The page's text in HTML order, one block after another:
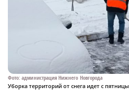
Фото: администрация Нижнего Новгорода
Уборка территорий от снега идет с пятницы